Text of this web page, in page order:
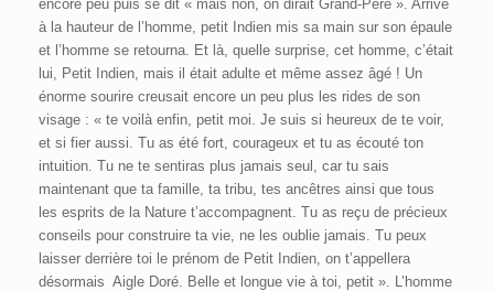
encore peu puis se dit « mais non, on dirait Grand-Père ». Arrivé
à la hauteur de l’homme, petit Indien mis sa main sur son épaule
et l’homme se retourna. Et là, quelle surprise, cet homme, c’était
lui, Petit Indien, mais il était adulte et même assez âgé ! Un
énorme sourire creusait encore un peu plus les rides de son
visage : « te voilà enfin, petit moi. Je suis si heureux de te voir,
et si fier aussi. Tu as été fort, courageux et tu as écouté ton
intuition. Tu ne te sentiras plus jamais seul, car tu sais
maintenant que ta famille, ta tribu, tes ancêtres ainsi que tous
les esprits de la Nature t’accompagnent. Tu as reçu de précieux
conseils pour construire ta vie, ne les oublie jamais. Tu peux
laisser derrière toi le prénom de Petit Indien, on t’appellera
désormais Aigle Doré. Belle et longue vie à toi, petit ». L’homme